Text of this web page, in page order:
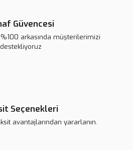
Güvencesi
arkasında müşterilerimizi
destekliyoruz
Seçenekleri
avantajlarından yararlanın.